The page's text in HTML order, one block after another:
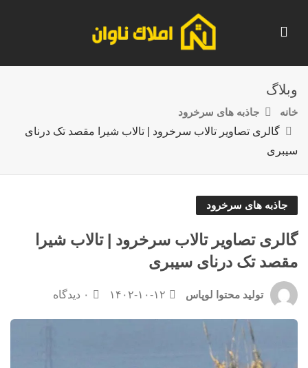
وبلاگ
خانه
جاذبه های سرخرود
گالری تصاویر تالاب سرخرود | تالاب شیرا مقصد تک درنای
سیبری
جاذبه های سرخرود
گالری تصاویر تالاب سرخرود | تالاب شیرا
مقصد تک درنای سیبری
تولید محتوا لوپاس ۱۴۰۲-۱۰-۱۲ ۰ دیدگاه